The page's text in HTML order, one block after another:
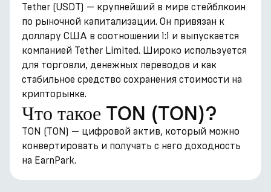
Tether (USDT) — крупнейший в мире стейблкоин
по рыночной капитализации. Он привязан к
доллару США в соотношении 1:1 и выпускается
компанией Tether Limited. Широко используется
для торговли, денежных переводов и как
стабильное средство сохранения стоимости на
крипторынке.
Что такое TON (TON)?
TON (TON) — цифровой актив, который можно
конвертировать и получать с него доходность
на EarnPark.